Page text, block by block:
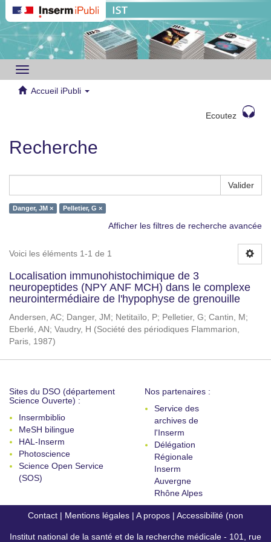
Toggle
navigation
Accueil iPubli
Ecoutez
Recherche
Valider
Danger, JM × Pelletier, G ×
Afficher les filtres de recherche avancée
Voici les éléments 1-1 de 1
Localisation immunohistochimique de 3
neuropeptides (NPY ANF MCH) dans le complexe
neurointermédiaire de l'hypophyse de grenouille
Andersen, AC; Danger, JM ; Netitaïlo, P; Pelletier, G; Cantin, M ;
Eberlé, AN ; Vaudry, H (Société des périodiques Flammarion,
Paris, 1987)
Sites du DSO (département
Science Ouverte) :
Insermbiblio
MeSH bilingue
HAL-Inserm
Photoscience
Science Open Service
(SOS)
Nos partenaires :
Service des
archives de
l'Inserm
Délégation
Régionale
Inserm
Auvergne
Rhône Alpes
Contact | Mentions légales | A propos | Accessibilité (non
conforme)
Institut national de la santé et de la recherche médicale - 101, rue